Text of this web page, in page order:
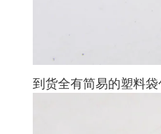
到货全有简易的塑料袋